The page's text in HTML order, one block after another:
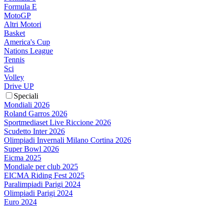
Formula E
MotoGP
Altri Motori
Basket
America's Cup
Nations League
Tennis
Sci
Volley
Drive UP
Speciali
Mondiali 2026
Roland Garros 2026
Sportmediaset Live Riccione 2026
Scudetto Inter 2026
Olimpiadi Invernali Milano Cortina 2026
Super Bowl 2026
Eicma 2025
Mondiale per club 2025
EICMA Riding Fest 2025
Paralimpiadi Parigi 2024
Olimpiadi Parigi 2024
Euro 2024